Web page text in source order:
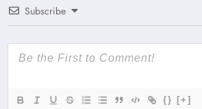
Subscribe
{} [+]